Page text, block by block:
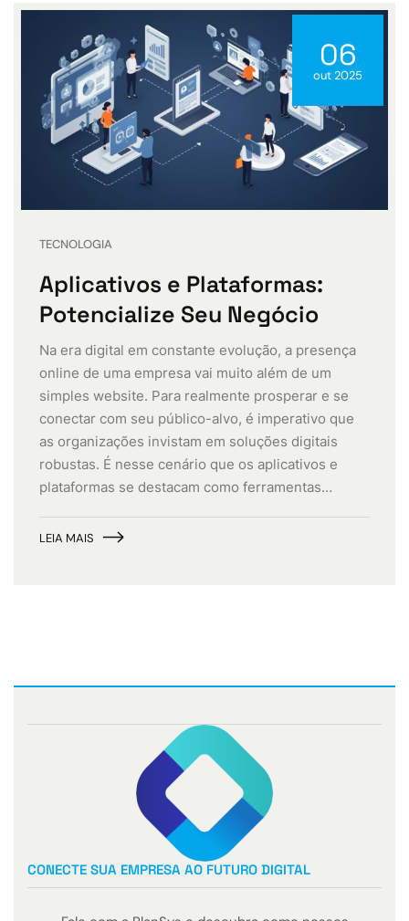
06
out 2025
TECNOLOGIA
Aplicativos e Plataformas:
Potencialize Seu Negócio
Na era digital em constante evolução, a presença
online de uma empresa vai muito além de um
simples website. Para realmente prosperar e se
conectar com seu público-alvo, é imperativo que
as organizações invistam em soluções digitais
robustas. É nesse cenário que os aplicativos e
plataformas se destacam como ferramentas…
LEIA MAIS
CONECTE SUA EMPRESA AO FUTURO DIGITAL